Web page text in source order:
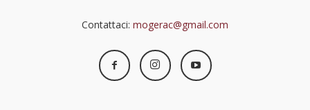
Contattaci: mogerac@gmail.com